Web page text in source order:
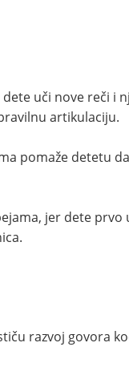
uči nove reči i
artikulaciju.
pomaže detetu
jer dete prvo
razvoj govora